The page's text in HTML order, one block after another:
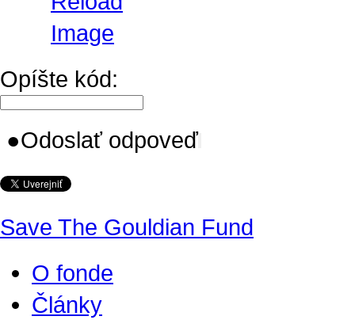
Opíšte kód:
●Odoslať odpoveď
Save The Gouldian Fund
O fonde
Články